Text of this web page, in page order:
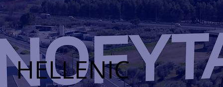
HELLENIC